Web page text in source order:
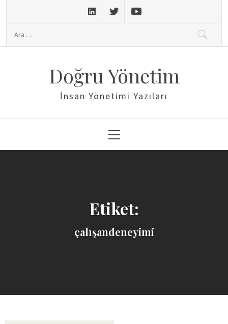
content
Doğru Yönetim
İnsan Yönetimi Yazıları
Menu
Etiket:
çalışandeneyimi